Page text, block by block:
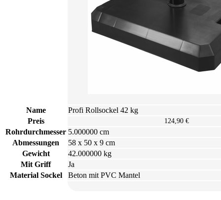
Name
Profi Rollsockel 42 kg
Preis
124,90 €
Rohrdurchmesser 5.000000 cm
Abmessungen
58 x 50 x 9 cm
Gewicht
42.000000 kg
Mit Griff
Ja
Material Sockel
Beton mit PVC Mantel